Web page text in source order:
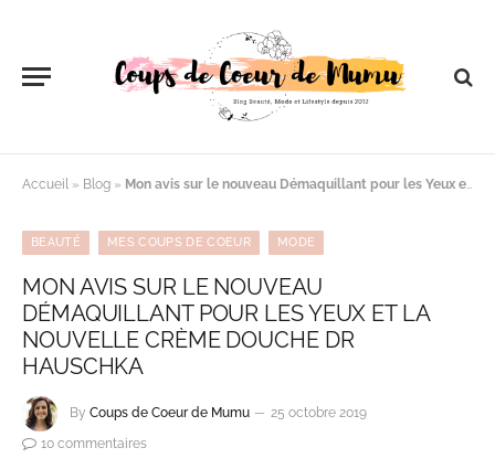
Accueil » Blog » Mon avis sur le nouveau Démaquillant pour les Yeux et la nouvelle Crème Douche Dr Hauschka
BEAUTÉ MES COUPS DE COEUR MODE
MON AVIS SUR LE NOUVEAU
DÉMAQUILLANT POUR LES YEUX ET LA
NOUVELLE CRÈME DOUCHE DR
HAUSCHKA
By Coups de Coeur de Mumu
25 octobre 2019
10 commentaires